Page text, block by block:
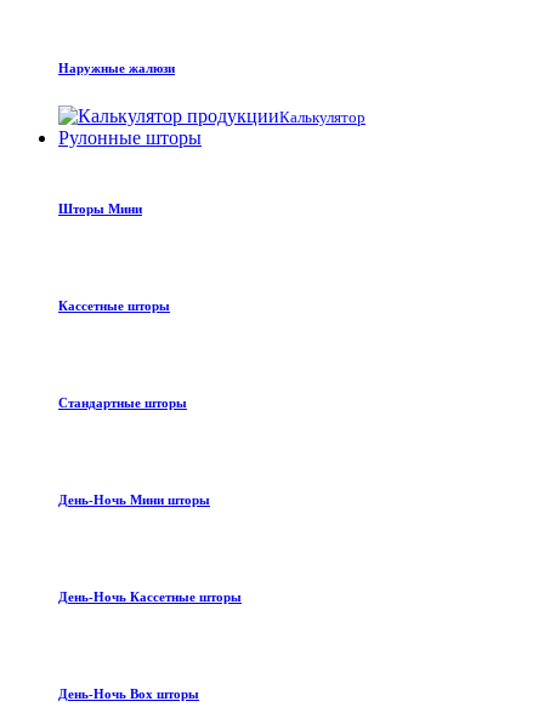
Наружные жалюзи
Калькулятор
Рулонные шторы
Шторы Мини
Кассетные шторы
Стандартные шторы
День-Ночь Мини шторы
День-Ночь Кассетные шторы
День-Ночь Box шторы